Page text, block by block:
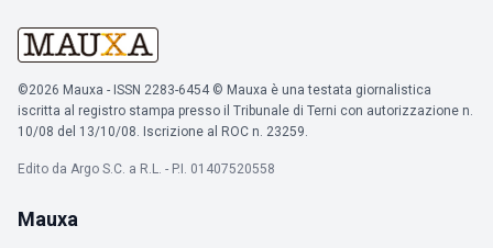
©2026 Mauxa - ISSN 2283-6454 © Mauxa è una testata giornalistica
iscritta al registro stampa presso il Tribunale di Terni con autorizzazione n.
10/08 del 13/10/08. Iscrizione al ROC n. 23259.
Edito da Argo S.C. a R.L. - P.I. 01407520558
Mauxa